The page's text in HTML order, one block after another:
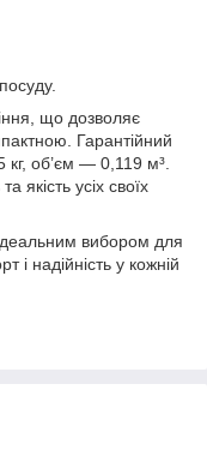
що дозволяє
Гарантійний
об’єм — 0,119 м³.
якість усіх своїх
вибором для
і надійність у кожній